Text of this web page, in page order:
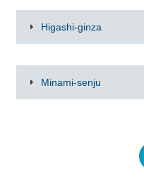
Higashi-ginza
Minami-senju